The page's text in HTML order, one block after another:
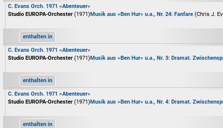
C. Evans Orch. 1971 »Abenteuer«
Studio EUROPA-Orchester (1971)Musik aus »Ben Hur« u.a., Nr. 24: Fanfare (Chris J.
enthalten in
C. Evans Orch. 1971 »Abenteuer«
Studio EUROPA-Orchester (1971)Musik aus »Ben Hur« u.a., Nr. 3: Dramat.
enthalten in
C. Evans Orch. 1971 »Abenteuer«
Studio EUROPA-Orchester (1971)Musik aus »Ben Hur« u.a., Nr. 4: Dramat.
enthalten in